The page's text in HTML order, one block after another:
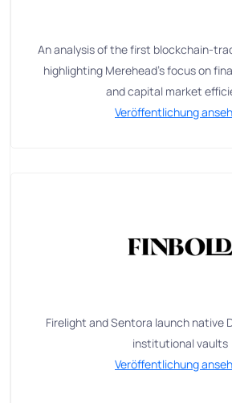
An analysis of the first blockchain-
highlighting Merehead’s focus on
and capital market
Veröffentlichung
Firelight and Sentora launch native
institutional vaults
Veröffentlichung